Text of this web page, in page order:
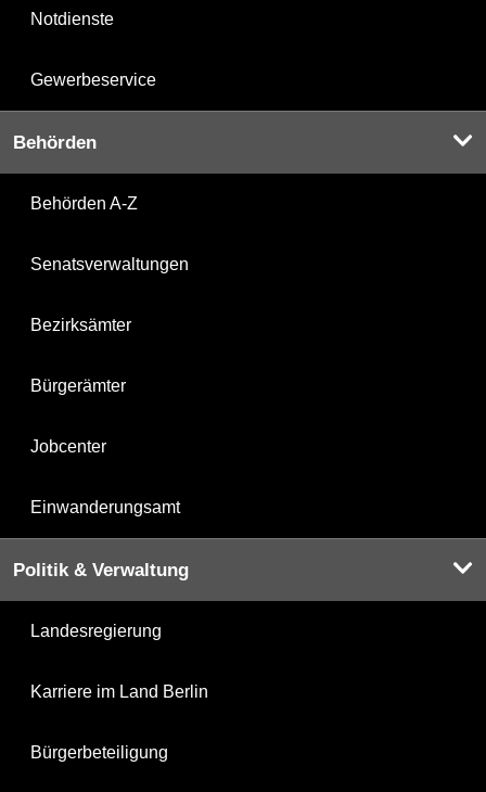
Notdienste
Gewerbeservice
Behörden
Behörden A-Z
Senatsverwaltungen
Bezirksämter
Bürgerämter
Jobcenter
Einwanderungsamt
Politik & Verwaltung
Landesregierung
Karriere im Land Berlin
Bürgerbeteiligung